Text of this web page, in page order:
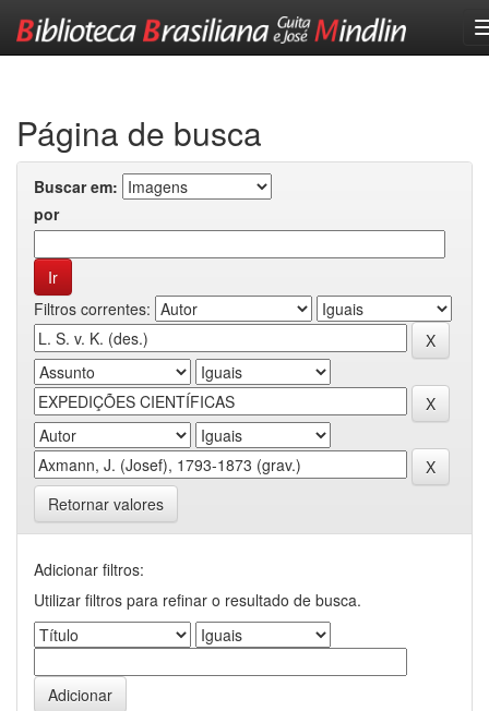
Página de busca
Buscar em:
por
Filtros correntes:
Retornar valores
Adicionar filtros:
Utilizar filtros para refinar o resultado de busca.